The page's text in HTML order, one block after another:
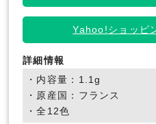
Yahoo!ショッピ
詳細情報
・内容量：1.1g
・原産国：フランス
・全12色